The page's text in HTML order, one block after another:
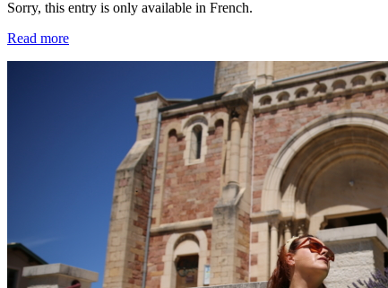
Sorry, this entry is only available in French.
Read more